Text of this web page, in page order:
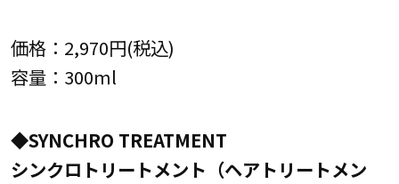
価格：2,970円(税込)
容量：300ml
◆SYNCHRO TREATMENT
シンクロトリートメント（ヘアトリートメン